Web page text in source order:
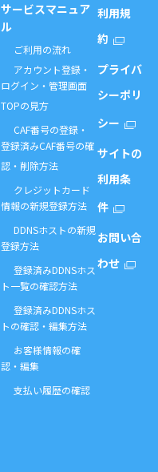
サービスマニュア
ル
ご利用の流れ
アカウント登録・
ログイン・管理画面
TOPの見方
CAF番号の登録・
登録済みCAF番号の確
認・削除方法
クレジットカード
情報の新規登録方法
DDNSホストの新規
登録方法
登録済みDDNSホス
ト一覧の確認方法
登録済みDDNSホス
トの確認・編集方法
お客様情報の確
認・編集
支払い履歴の確認
利用規
約
プライバ
シーポリ
シー
サイトの
利用条
件
お問い合
わせ